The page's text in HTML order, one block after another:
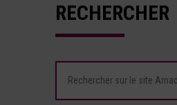
RECHERCHER